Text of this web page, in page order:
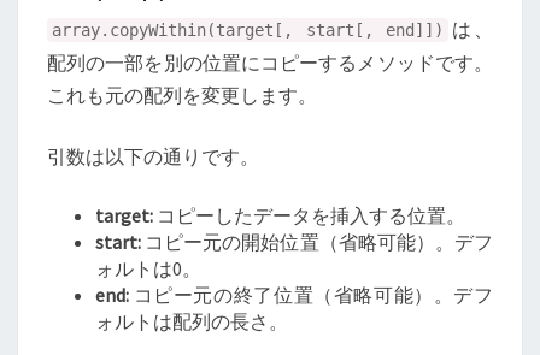
array.copyWithin(target[, start[, end]])
は、
配列の一部を別の位置にコピーするメソッドです。
これも元の配列を変更します。
引数は以下の通りです。
target: コピーしたデータを挿入する位置。
start: コピー元の開始位置（省略可能）。デフ
ォルトは0。
end: コピー元の終了位置（省略可能）。デフ
ォルトは配列の長さ。